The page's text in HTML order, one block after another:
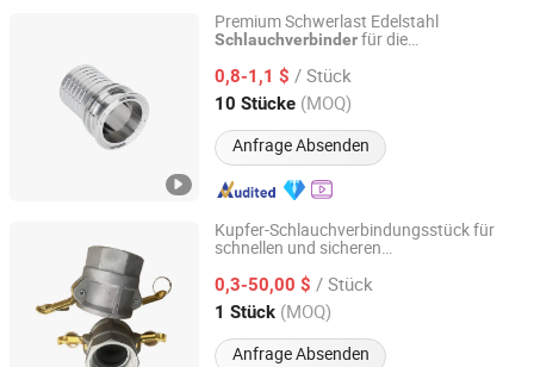
Premium Schwerlast Edelstahl
Schlauchverbinderfür die
0,8-1,1 $ / Stück
10 Stücke (MOQ)
Anfrage Absenden
Wenzhou Minghe Stainless Steel Products Co., Ltd.
Zhejiang, China Seit 2024
Kupfer-Schlauchverbindungsstück für
schnellen und sicheren
0,3-50,00 $ / Stück
1 Stück (MOQ)
Anfrage Absenden
Xuzhou Xuqi International Trade Co., Ltd
Jiangsu, China Seit 2025